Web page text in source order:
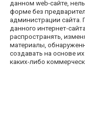
данном web-сайте,
форме без
администрации сайта.
данного интернет-
распространять,
материалы,
создавать на основе
каких-либо